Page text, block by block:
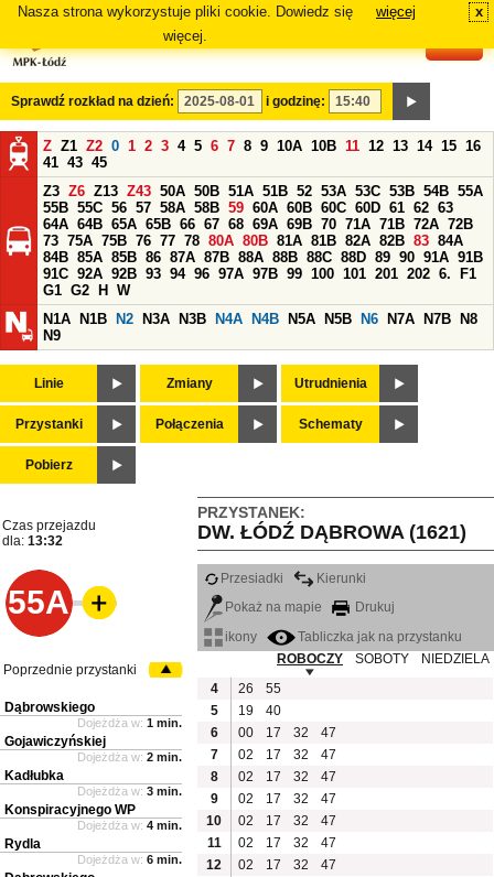
Nasza strona wykorzystuje pliki cookie. Dowiedz się
więcej.
więcej x
Sprawdź rozkład na dzień: i godzinę:
Z Z1 Z2 0 1 2 3 4 5 6 7 8 9 10A 10B 11 12 13 14 15 16
41 43 45
Z3 Z6 Z13 Z43 50A 50B 51A 51B 52 53A 53C 53B 54B 55A
55B 55C 56 57 58A 58B 59 60A 60B 60C 60D 61 62 63
64A 64B 65A 65B 66 67 68 69A 69B 70 71A 71B 72A 72B
73 75A 75B 76 77 78 80A 80B 81A 81B 82A 82B 83 84A
84B 85A 85B 86 87A 87B 88A 88B 88C 88D 89 90 91A 91B
91C 92A 92B 93 94 96 97A 97B 99 100 101 201 202 6.
F1
G1 G2 H
W
N1A
N1B N2 N3A N3B N4A N4B N5A N5B N6 N7A N7B
N8
N9
Linie Zmiany Utrudnienia
Przystanki Połączenia Schematy
Pobierz
PRZYSTANEK:
DW. ŁÓDŹ DĄBROWA (1621)
Czas przejazdu
dla: 13:32
55A
Przesiadki
Kierunki
Pokaż na mapie
Drukuj
ikony
Tabliczka jak na przystanku
ROBOCZY
SOBOTY
NIEDZIELA
4
26
55
5
19
40
6
00 17 32
47
7
02 17 32
47
8
02 17 32
47
9
02 17 32
47
10
02 17 32
47
11
02 17 32
47
12
02 17 32
47
Poprzednie przystanki
Dąbrowskiego
Dojeżdża w: 1 min.
Gojawiczyńskiej
Dojeżdża w: 2 min.
Kadłubka
Dojeżdża w: 3 min.
Konspiracyjnego WP
Dojeżdża w: 4 min.
Rydla
Dojeżdża w: 6 min.